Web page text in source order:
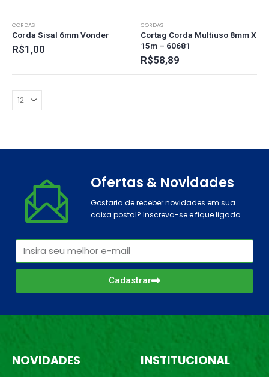
CORDAS
Corda Sisal 6mm Vonder
R$1,00
CORDAS
Cortag Corda Multiuso 8mm X
15m – 60681
R$58,89
Ofertas & Novidades
Gostaria de receber novidades em sua
caixa postal? Inscreva-se e fique ligado.
Cadastrar
NOVIDADES INSTITUCIONAL